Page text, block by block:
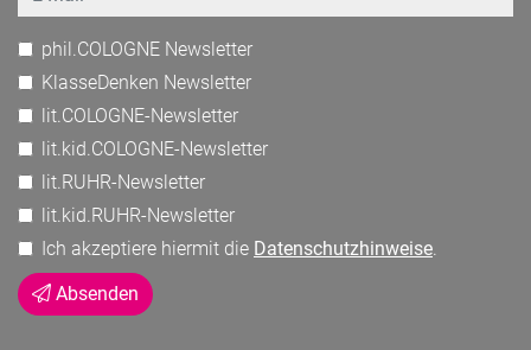
phil.COLOGNE Newsletter
KlasseDenken Newsletter
lit.COLOGNE-Newsletter
lit.kid.COLOGNE-Newsletter
lit.RUHR-Newsletter
lit.kid.RUHR-Newsletter
Ich akzeptiere hiermit die Datenschutzhinweise.
Absenden